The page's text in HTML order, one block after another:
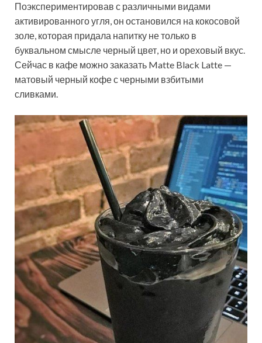
Поэкспериментировав с различными видами
активированного угля, он остановился на кокосовой
золе, которая придала напитку нетолько в
буквальном смысле черный цвет, но и ореховый вкус.
Сейчас в кафе можно заказать Matte Black Latte —
матовый черный кофе с черными взбитыми
сливками.